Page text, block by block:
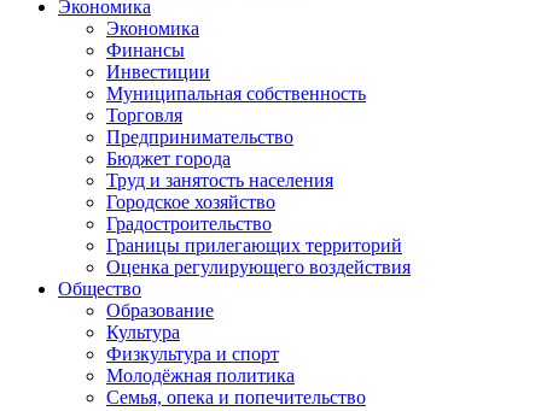
Экономика
Экономика
Финансы
Инвестиции
Муниципальная собственность
Торговля
Предпринимательство
Бюджет города
Труд и занятость населения
Городское хозяйство
Градостроительство
Границы прилегающих территорий
Оценка регулирующего воздействия
Общество
Образование
Культура
Физкультура и спорт
Молодёжная политика
Семья, опека и попечительство